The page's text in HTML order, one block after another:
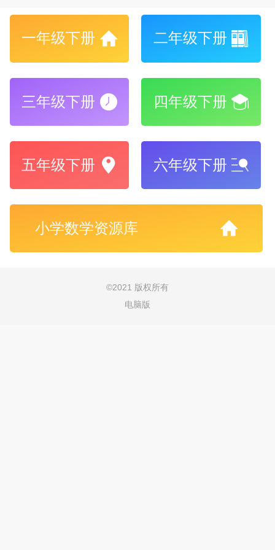
一年级下册 二年级下册
三年级下册 四年级下册
五年级下册 六年级下册
小学数学资源库
©2021 版权所有
电脑版